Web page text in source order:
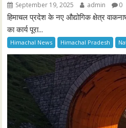
September 19, 2025 admin 0
हिमाचल प्रदेश के नए औद्योगिक क्षेत्र
का कार्य पूरा...
Himachal News Himachal Pradesh